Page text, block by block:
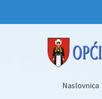
Naslovnica